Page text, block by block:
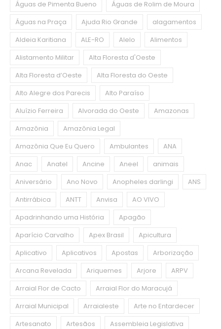
Águas de Pimenta Bueno
Águas de Rolim de Moura
Águas na Praça
Ajuda Rio Grande
alagamentos
Aldeia Karitiana
ALE-RO Alelo
Alimentos
Alistamento Militar
Alta Floresta d'Oeste
Alta Floresta d’Oeste
Alta Floresta do Oeste
Alto Alegre dos Parecis
Alto Paraíso
Aluízio Ferreira
Alvorada do Oeste
Amazonas
Amazônia
Amazônia Legal
Amazônia Que Eu Quero
Ambulantes
ANA
Anac
Anatel Ancine Aneel
animais
Aniversário
Ano Novo Anopheles darlingi
ANS
Antirrábica
ANTT Anvisa
AO VIVO
Apadrinhando uma História
Apagão
Aparício Carvalho
Apex Brasil
Apicultura
Aplicativo
Aplicativos Apostas
Arborização
Arcana Revelada
Ariquemes Arjore
ARPV
Arraial Flor de Cacto
Arraial Flor do Maracujá
Arraial Municipal
Arraialeste
Arte no Entardecer
Artesanato
Artesãos Assembleia Legislativa